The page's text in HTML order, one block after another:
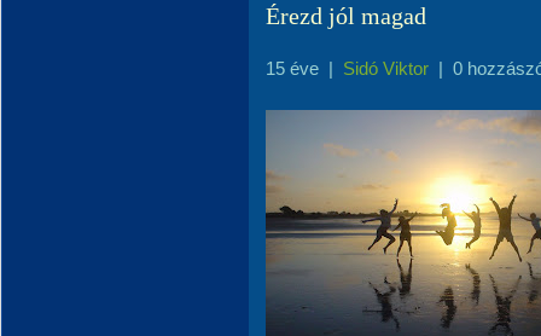
Érezd jól magad
15 éve | Sidó Viktor | 0